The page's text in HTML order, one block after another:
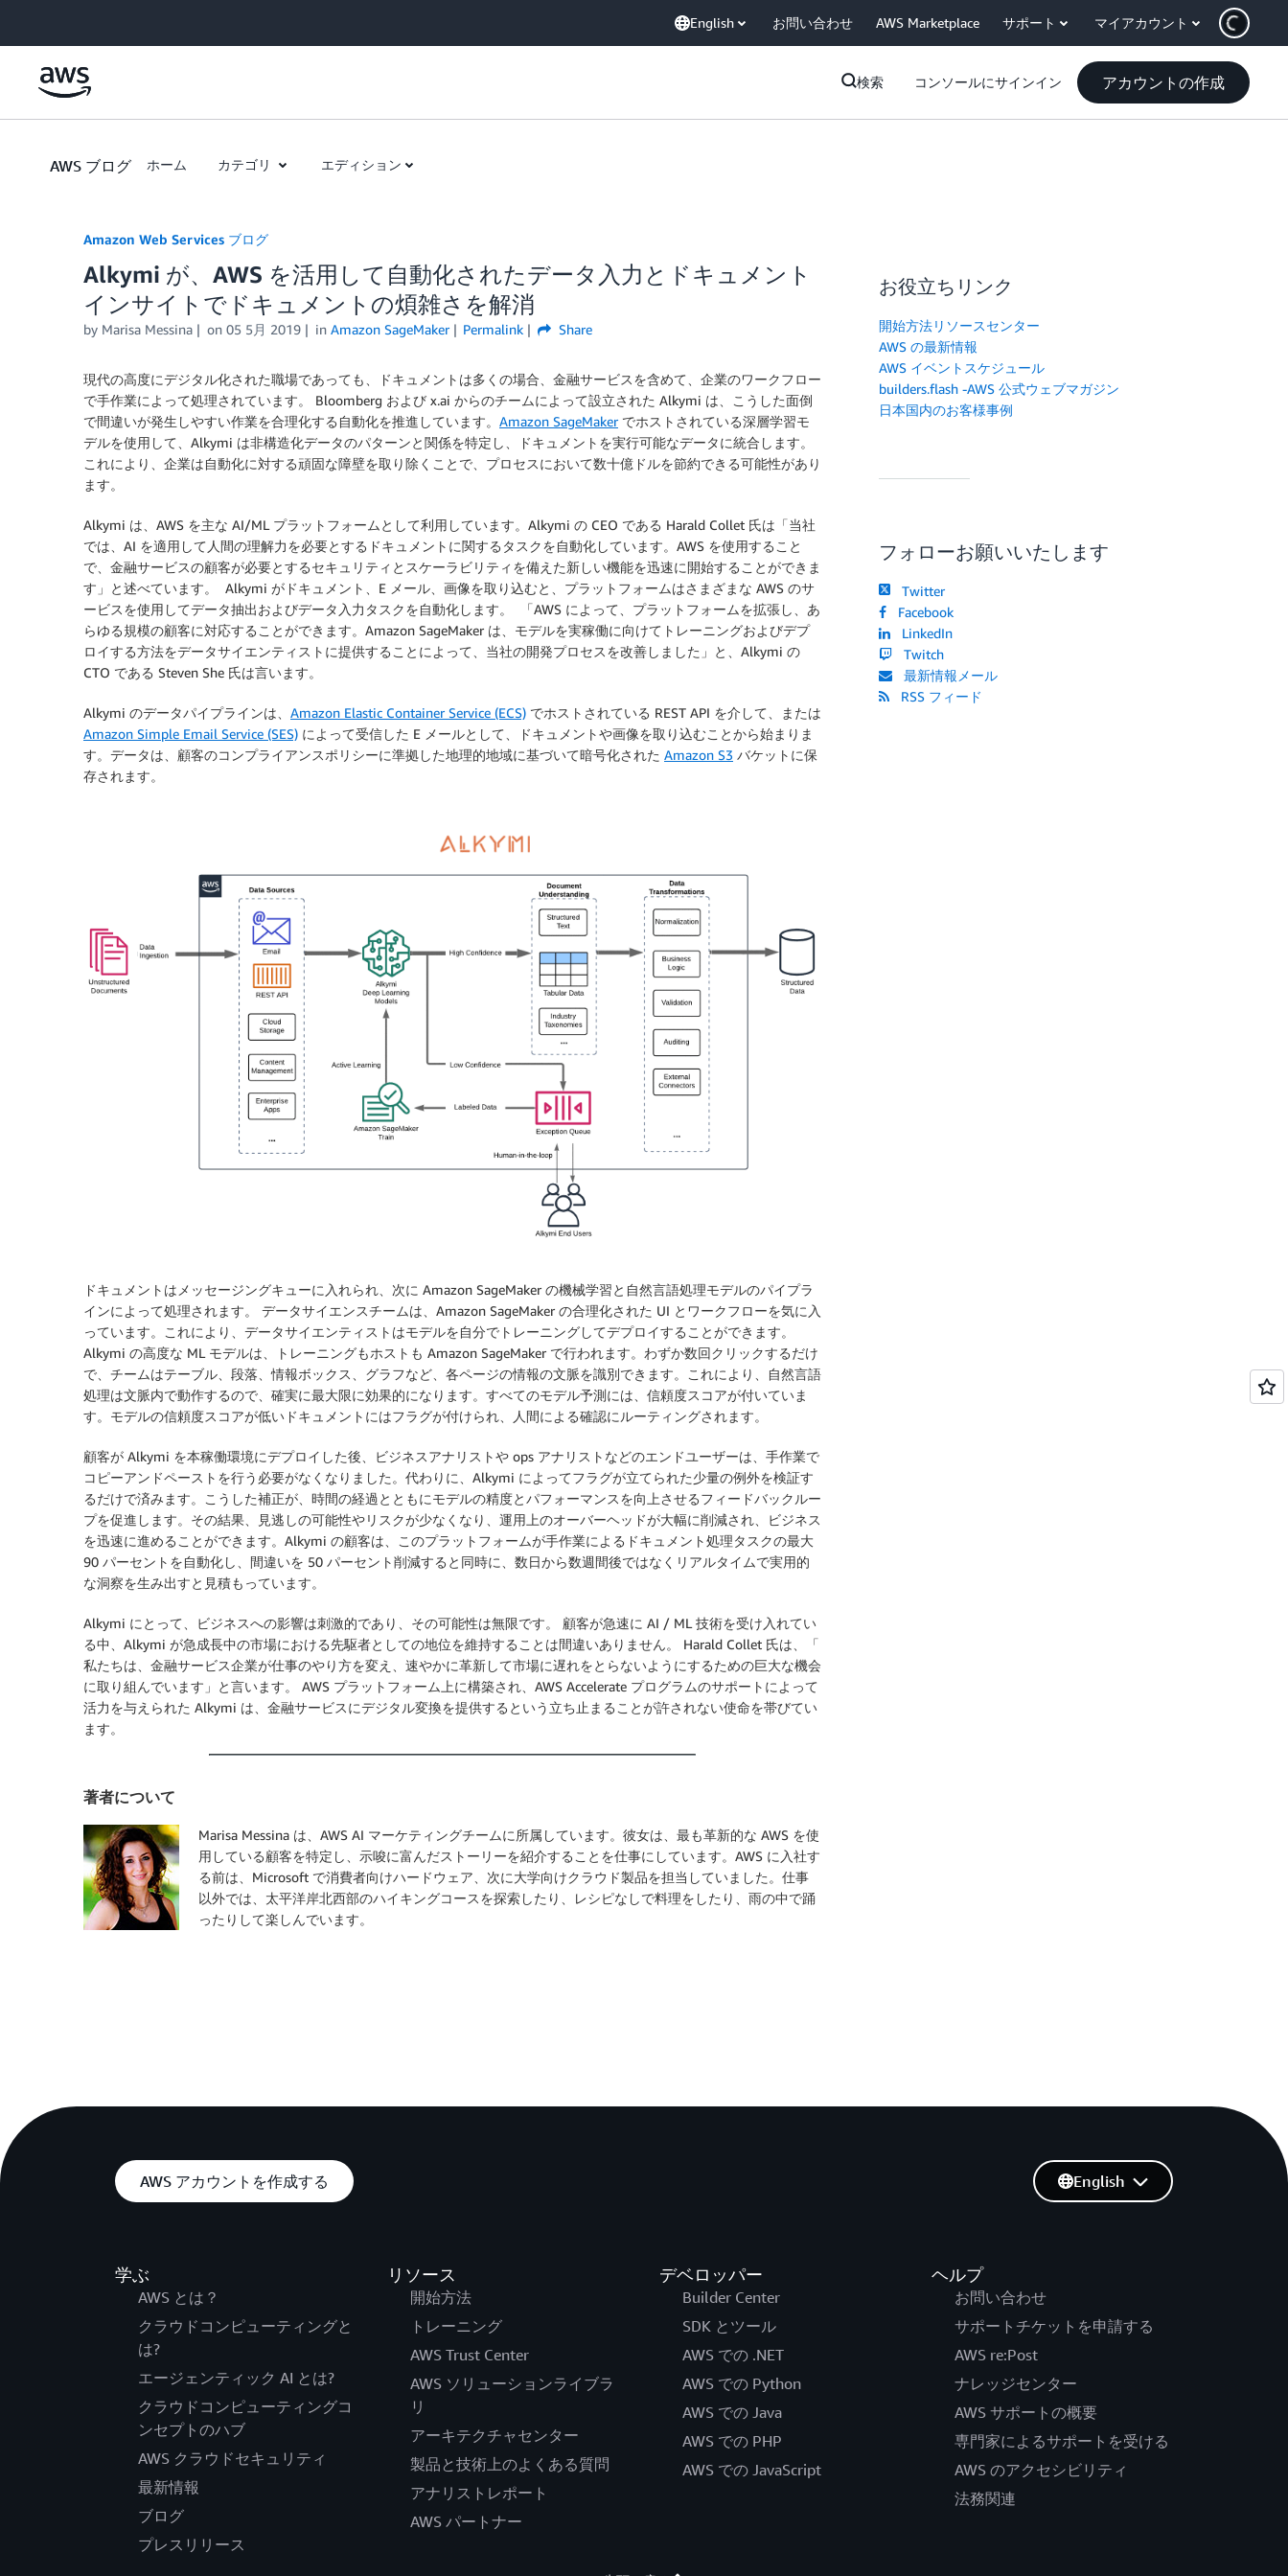
English お問い合わせ AWS Marketplace サポート マイアカウント
検索 コンソールにサインイン アカウントの作成
AWS ブログ ホーム カテゴリ エディション
Amazon Web Services ブログ
Alkymi が、AWS を活用して自動化されたデータ入力とドキュメント
インサイトでドキュメントの煩雑さを解消
by Marisa Messina on 05 5月 2019 in Amazon SageMaker Permalink Share
現代の高度にデジタル化された職場であっても、ドキュメントは多くの場合、金融サービスを含めて、企業のワークフロー
で手作業によって処理されています。 Bloomberg および x.ai からのチームによって設立された Alkymi は、こうした面倒
で間違いが発生しやすい作業を合理化する自動化を推進しています。 Amazon SageMakerでホストされている深層学習モ
デルを使用して、Alkymi は非構造化データのパターンと関係を特定し、ドキュメントを実行可能なデータに統合します。
これにより、企業は自動化に対する頑固な障壁を取り除くことで、プロセスにおいて数十億ドルを節約できる可能性があり
ます。
Alkymi は、AWS を主な AI/ML プラットフォームとして利用しています。Alkymi の CEO である Harald Collet 氏は「当社
では、AI を適用して人間の理解力を必要とするドキュメントに関するタスクを自動化しています。AWS を使用すること
で、金融サービスの顧客が必要とするセキュリティとスケーラビリティを備えた新しい機能を迅速に開始することができま
す」と述べています。 Alkymi がドキュメント、E メール、画像を取り込むと、プラットフォームはさまざまな AWS のサ
ービスを使用してデータ抽出およびデータ入力タスクを自動化します。 「AWS によって、プラットフォームを拡張し、あ
らゆる規模の顧客に対応することができます。Amazon SageMaker は、モデルを実稼働に向けてトレーニングおよびデプ
ロイする方法をデータサイエンティストに提供することによって、当社の開発プロセスを改善しました」と、Alkymi の
CTO である Steven She 氏は言います。
Alkymi のデータパイプラインは、 Amazon Elastic Container Service (ECS) でホストされている REST API を介して、または
Amazon Simple Email Service (SES) によって受信した E メールとして、ドキュメントや画像を取り込むことから始まりま
す。データは、顧客のコンプライアンスポリシーに準拠した地理的地域に基づいて暗号化された Amazon S3 バケットに保
存されます。
ドキュメントはメッセージングキューに入れられ、次に Amazon SageMaker の機械学習と自然言語処理モデルのパイプラ
インによって処理されます。 データサイエンスチームは、Amazon SageMaker の合理化された UI とワークフローを気に入
っています。これにより、データサイエンティストはモデルを自分でトレーニングしてデプロイすることができます。
Alkymi の高度な ML モデルは、トレーニングもホストも Amazon SageMaker で行われます。わずか数回クリックするだけ
で、チームはテーブル、段落、情報ボックス、グラフなど、各ページの情報の文脈を識別できます。これにより、自然言語
処理は文脈内で動作するので、確実に最大限に効果的になります。すべてのモデル予測には、信頼度スコアが付いていま
す。モデルの信頼度スコアが低いドキュメントにはフラグが付けられ、人間による確認にルーティングされます。
顧客が Alkymi を本稼働環境にデプロイした後、ビジネスアナリストや ops アナリストなどのエンドユーザーは、手作業で
コピーアンドペーストを行う必要がなくなりました。代わりに、Alkymi によってフラグが立てられた少量の例外を検証す
るだけで済みます。こうした補正が、時間の経過とともにモデルの精度とパフォーマンスを向上させるフィードバックルー
プを促進します。その結果、見逃しの可能性やリスクが少なくなり、運用上のオーバーヘッドが大幅に削減され、ビジネス
を迅速に進めることができます。Alkymi の顧客は、このプラットフォームが手作業によるドキュメント処理タスクの最大
90 パーセントを自動化し、間違いを 50 パーセント削減すると同時に、数日から数週間後ではなくリアルタイムで実用的
な洞察を生み出すと見積もっています。
Alkymi にとって、ビジネスへの影響は刺激的であり、その可能性は無限です。 顧客が急速に AI / ML 技術を受け入れてい
る中、Alkymi が急成長中の市場における先駆者としての地位を維持することは間違いありません。 Harald Collet 氏は、「
私たちは、金融サービス企業が仕事のやり方を変え、速やかに革新して市場に遅れをとらないようにするための巨大な機会
に取り組んでいます」と言います。 AWS プラットフォーム上に構築され、AWS Accelerate プログラムのサポートによって
活力を与えられた Alkymi は、金融サービスにデジタル変換を提供するという立ち止まることが許されない使命を帯びてい
ます。
著者について
Marisa Messina は、AWS AI マーケティングチームに所属しています。彼女は、最も革新的な AWS を使
用している顧客を特定し、示唆に富んだストーリーを紹介することを仕事にしています。AWS に入社す
る前は、Microsoft で消費者向けハードウェア、次に大学向けクラウド製品を担当していました。仕事
以外では、太平洋岸北西部のハイキングコースを探索したり、レシピなしで料理をしたり、雨の中で踊
ったりして楽しんでいます。
お役立ちリンク
開始方法リソースセンター
AWS の最新情報
AWS イベントスケジュール
builders.flash -AWS 公式ウェブマガジン
日本国内のお客様事例
フォローお願いいたします
Twitter
Facebook
LinkedIn
Twitch
最新情報メール
RSS フィード
AWS アカウントを作成する
学ぶ
AWS とは？
クラウドコンピューティングと
は?
エージェンティック AI とは?
クラウドコンピューティングコ
ンセプトのハブ
AWS クラウドセキュリティ
最新情報
ブログ
プレスリリース
リソース
開始方法
トレーニング
AWS Trust Center
AWS ソリューションライブラ
リ
アーキテクチャセンター
製品と技術上のよくある質問
アナリストレポート
AWS パートナー
デベロッパー
Builder Center
SDK とツール
AWS での .NET
AWS での Python
AWS での Java
AWS での PHP
AWS での JavaScript
ヘルプ
お問い合わせ
サポートチケットを申請する
AWS re:Post
ナレッジセンター
AWS サポートの概要
専門家によるサポートを受ける
AWS のアクセシビリティ
法務関連
English